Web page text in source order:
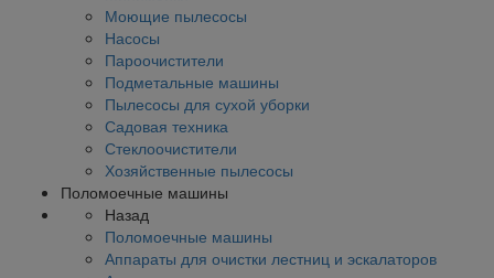
Моющие пылесосы
Насосы
Пароочистители
Подметальные машины
Пылесосы для сухой уборки
Садовая техника
Стеклоочистители
Хозяйственные пылесосы
Поломоечные машины
Назад
Поломоечные машины
Аппараты для очистки лестниц и эскалаторов